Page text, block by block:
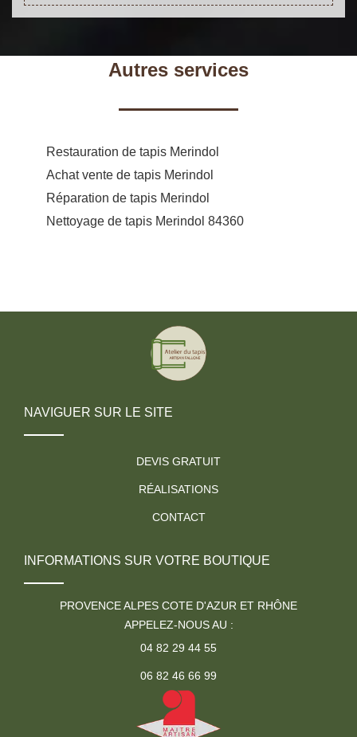
Autres services
Restauration de tapis Merindol
Achat vente de tapis Merindol
Réparation de tapis Merindol
Nettoyage de tapis Merindol 84360
NAVIGUER SUR LE SITE
DEVIS GRATUIT
RÉALISATIONS
CONTACT
INFORMATIONS SUR VOTRE BOUTIQUE
PROVENCE ALPES COTE D'AZUR ET RHÔNE
APPELEZ-NOUS AU :
04 82 29 44 55
06 82 46 66 99